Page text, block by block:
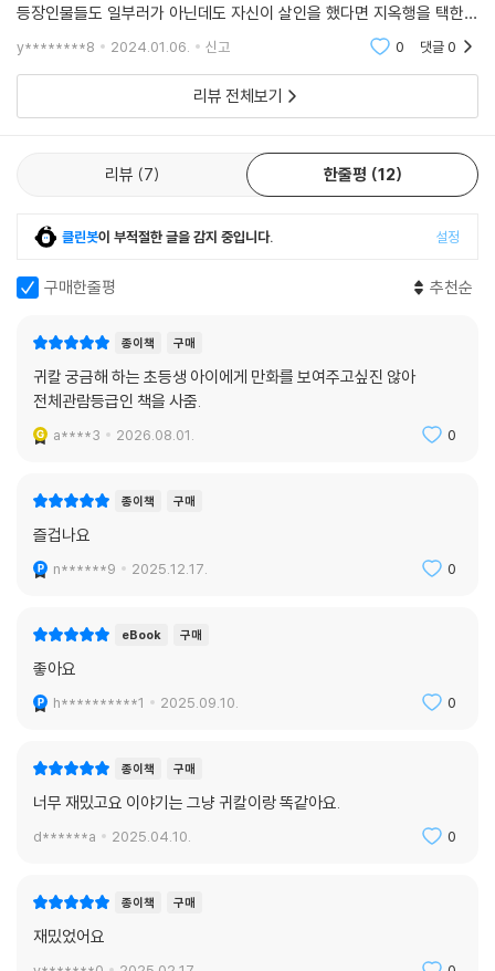
등장인물들도 일부러가 아닌데도 자신이 살인을 했다면 지옥행을 택한다
든지 자신의 소중한 사람이라고 할지라도 살인을 저질렀다면 그것을 용납
할 수 없다고 여기는
y********8 2024.01.06. 신고 0 댓글0
리뷰 전체보기
리뷰 7 한줄평 12
클린봇이 부적절한 글을 감지 중입니다. 설정
구매한줄평 추천순
종이책 구매
귀칼 궁금해 하는 초등생 아이에게 만화를 보여주고싶진 않아
전체관람등급인 책을 사줌.
a****3 2026.08.01. 0
종이책 구매
즐겁나요
n******9 2025.12.17. 0
eBook 구매
좋아요
h**********1 2025.09.10. 0
종이책 구매
너무 재밌고요 이야기는 그냥 귀칼이랑 똑같아요.
d******a 2025.04.10. 0
종이책 구매
재밌었어요